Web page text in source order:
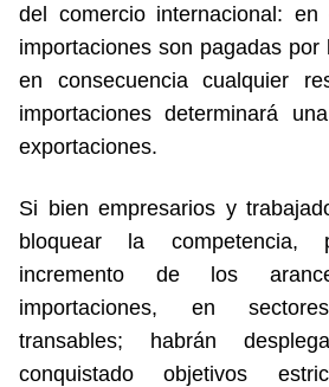
del comercio internacional:
importaciones son pagadas
en consecuencia cualquier
importaciones determinará
exportaciones.
Si bien empresarios y
bloquear la
incremento de los
importaciones, en
transables; habrán
conquistado objetivos